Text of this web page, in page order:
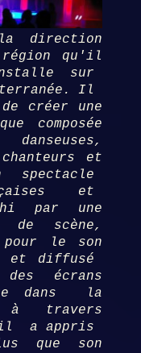
la direction
région qu'il
sur
Il
créer une
composée
danseuses,
et
spectacle
et
par une
de scène,
pour le son
et diffusé
écrans
dans la
à travers
a appris
que son